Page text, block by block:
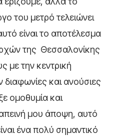
του μετρό τελειώνει
είναι το αποτέλεσμα
της Θεσσαλονίκης
με την κεντρική
και ανούσιες
ομοθυμία και
μου άποψη, αυτό
ένα πολύ σημαντικό